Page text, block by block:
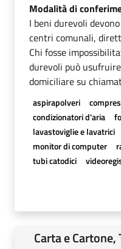
Modalità di
I beni durevoli
centri comunali,
Chi fosse
durevoli può
domiciliare su
aspirapolveri
condizionatori d'aria
lavastoviglie e lavatrici
monitor di computer
tubi catodici
Carta e Cartone,